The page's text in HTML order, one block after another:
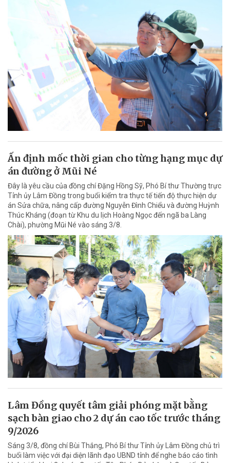
Ấn định mốc thời gian cho từng hạng mục dự
án đường ở Mũi Né
Đây là yêu cầu của đồng chí Đặng Hồng Sỹ, Phó Bí thư Thường trực
Tỉnh ủy Lâm Đồng trong buổi kiểm tra thực tế tiến độ thực hiện dự
án Sửa chữa, nâng cấp đường Nguyễn Đình Chiểu và đường Huỳnh
Thúc Kháng (đoạn từ Khu du lịch Hoàng Ngọc đến ngã ba Làng
Chài), phường Mũi Né vào sáng 3/8.
Lâm Đồng quyết tâm giải phóng mặt bằng
sạch bàn giao cho 2 dự án cao tốc trước tháng
9/2026
Sáng 3/8, đồng chí Bùi Thắng, Phó Bí thư Tỉnh ủy Lâm Đồng chủ trì
buổi làm việc với đại diện lãnh đạo UBND tỉnh để nghe báo cáo tình